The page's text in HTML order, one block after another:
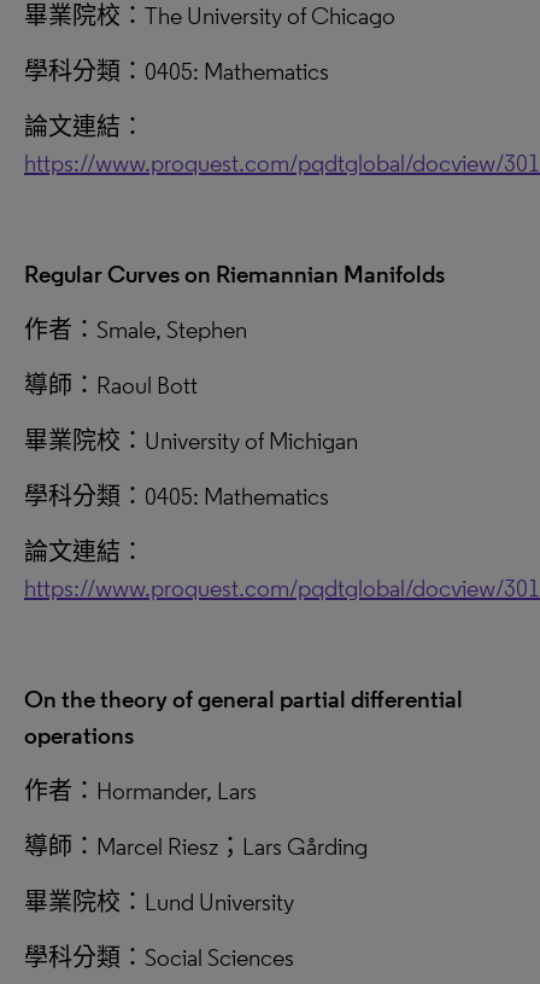
畢業院校：The University of Chicago
學科分類：0405: Mathematics
論文連結：
https://www.proquest.com/pqdtglobal/docview/
Regular Curves on Riemannian Manifolds
作者：Smale, Stephen
導師：Raoul Bott
畢業院校：University of Michigan
學科分類：0405: Mathematics
論文連結：
https://www.proquest.com/pqdtglobal/docview/
On the theory of general partial differential
operations
作者：Hormander, Lars
導師：Marcel Riesz；Lars Gårding
畢業院校：Lund University
學科分類：Social Sciences